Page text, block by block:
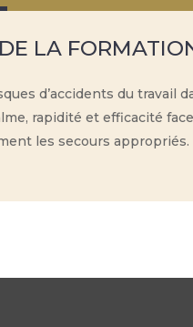
LA
d’accidents du travail
rapidité et efficacité
les secours appropriés.